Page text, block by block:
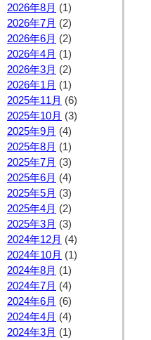
2026年8月 (1)
2026年7月 (2)
2026年6月 (2)
2026年4月 (1)
2026年3月 (2)
2026年1月 (1)
2025年11月 (6)
2025年10月 (3)
2025年9月 (4)
2025年8月 (1)
2025年7月 (3)
2025年6月 (4)
2025年5月 (3)
2025年4月 (2)
2025年3月 (3)
2024年12月 (4)
2024年10月 (1)
2024年8月 (1)
2024年7月 (4)
2024年6月 (6)
2024年4月 (4)
2024年3月 (1)